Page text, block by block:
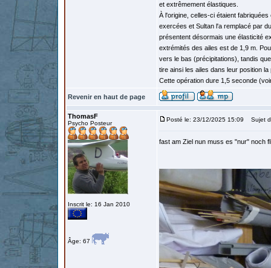
et extrêmement élastiques.
À l'origine, celles-ci étaient
exercées et Sultan l'a remplacé par
présentent désormais une élasticité
extrémités des ailes est de 1,9 m.
vers le bas (précipitations), tandis
tire ainsi les ailes dans leur position
Cette opération dure 1,5 seconde
Revenir en haut de page
ThomasF
Psycho Posteur
Inscrit le: 16 Jan 2010
Âge: 67
Posté le: 23/12/2025 15:09 Sujet
fast am Ziel nun muss es "nur" noch